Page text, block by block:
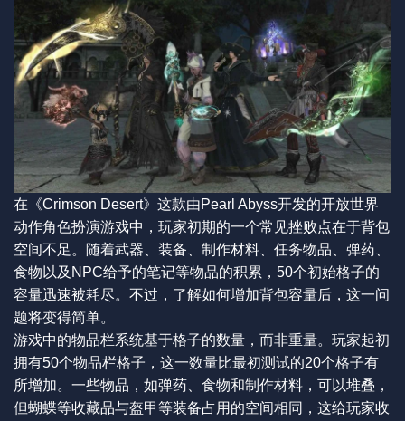
在《Crimson Desert》这款由Pearl Abyss开发的开放世界
动作角色扮演游戏中，玩家初期的一个常见挫败点在于背包
空间不足。随着武器、装备、制作材料、任务物品、弹药、
食物以及NPC给予的笔记等物品的积累，50个初始格子的
容量迅速被耗尽。不过，了解如何增加背包容量后，这一问
题将变得简单。
游戏中的物品栏系统基于格子的数量，而非重量。玩家起初
拥有50个物品栏格子，这一数量比最初测试的20个格子有
所增加。一些物品，如弹药、食物和制作材料，可以堆叠，
但蝴蝶等收藏品与盔甲等装备占用的空间相同，这给玩家收